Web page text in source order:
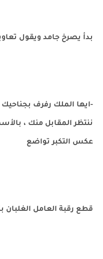
بدأ يصرخ جامد ويقول
-ايها الملك رفرف بجناحيك
ننتظر المقابل منك ،
عكس التكبر تواضع
قطع رقبة العامل الغلبان